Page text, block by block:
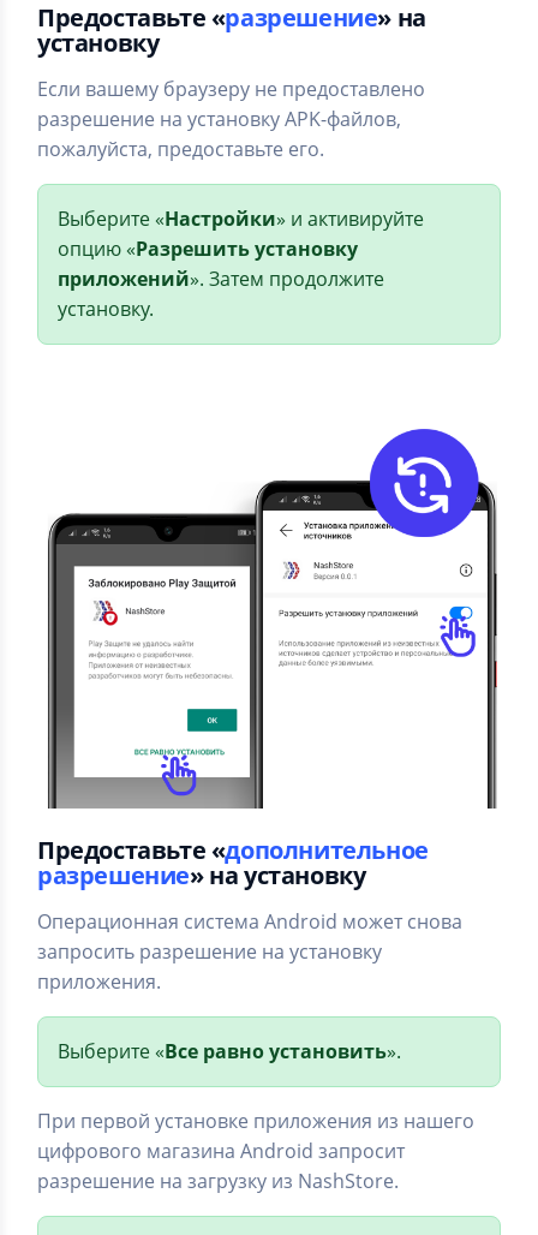
Предоставьте «разрешение» на
установку
Если вашему браузеру не предоставлено
разрешение на установку APK-файлов,
пожалуйста, предоставьте его.
Выберите «Настройки» и активируйте
опцию «Разрешить установку
приложений». Затем продолжите
установку.
Предоставьте «дополнительное
разрешение» на установку
Операционная система Android может снова
запросить разрешение на установку
приложения.
Выберите «Все равно установить».
При первой установке приложения из нашего
цифрового магазина Android запросит
разрешение на загрузку из NashStore.